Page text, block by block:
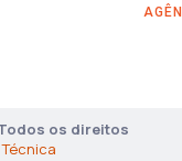
os direitos